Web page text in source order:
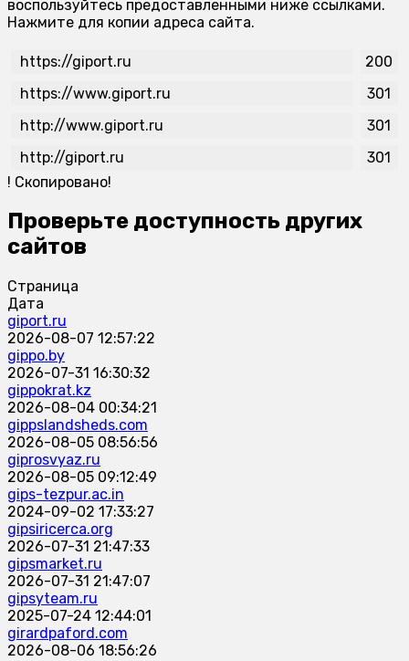
воспользуйтесь предоставленными ниже ссылками.
Нажмите для копии адреса сайта.
https://giport.ru
200
https://www.giport.ru
301
http://www.giport.ru
301
http://giport.ru
301
! Скопировано!
Проверьте доступность других
сайтов
Страница
Дата
giport.ru
2026-08-07 12:57:22
gippo.by
2026-07-31 16:30:32
gippokrat.kz
2026-08-04 00:34:21
gippslandsheds.com
2026-08-05 08:56:56
giprosvyaz.ru
2026-08-05 09:12:49
gips-tezpur.ac.in
2024-09-02 17:33:27
gipsiricerca.org
2026-07-31 21:47:33
gipsmarket.ru
2026-07-31 21:47:07
gipsyteam.ru
2025-07-24 12:44:01
girardpaford.com
2026-08-06 18:56:26